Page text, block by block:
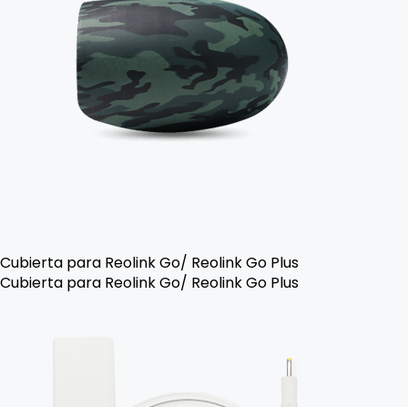
Cubierta para Reolink Go/ Reolink Go Plus
Cubierta para Reolink Go/ Reolink Go Plus